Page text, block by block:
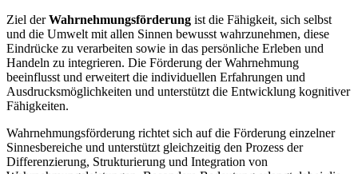
Ziel derWahrnehmungsförderung ist die Fähigkeit, sich selbst
und die Umwelt mit allen Sinnen bewusst wahrzunehmen, diese
Eindrücke zu verarbeiten sowie in das persönliche Erleben und
Handeln zu integrieren. Die Förderung der Wahrnehmung
beeinflusst und erweitert die individuellen Erfahrungen und
Ausdrucksmöglichkeiten und unterstützt die Entwicklung kognitiver
Fähigkeiten.
Wahrnehmungsförderung richtet sich auf die Förderung einzelner
Sinnesbereiche und unterstützt gleichzeitig den Prozess der
Differenzierung, Strukturierung und Integration von